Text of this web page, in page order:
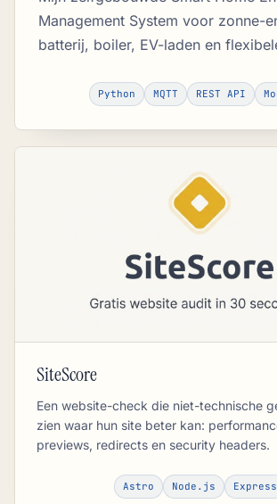
Management System voor zonne-
batterij, boiler, EV-laden en
Python MQTT REST API
SiteScore
Een website-check die niet-technische
zien waar hun site beter kan:
previews, redirects en security headers.
Astro Node.js Express